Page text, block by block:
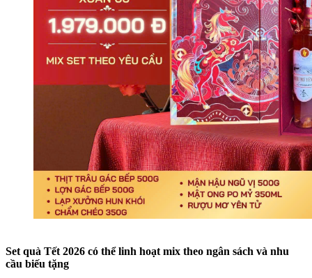
Set quà Tết 2026 có thể linh hoạt mix theo ngân sách và nhu
cầu biếu tặng